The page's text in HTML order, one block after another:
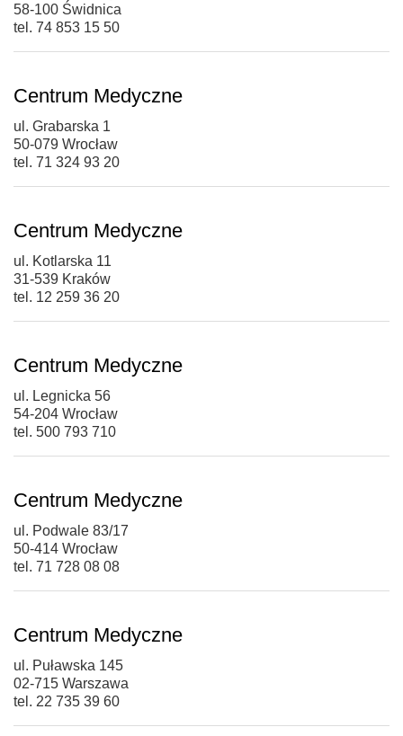
58-100 Świdnica
tel. 74 853 15 50
Centrum Medyczne
ul. Grabarska 1
50-079 Wrocław
tel. 71 324 93 20
Centrum Medyczne
ul. Kotlarska 11
31-539 Kraków
tel. 12 259 36 20
Centrum Medyczne
ul. Legnicka 56
54-204 Wrocław
tel. 500 793 710
Centrum Medyczne
ul. Podwale 83/17
50-414 Wrocław
tel. 71 728 08 08
Centrum Medyczne
ul. Puławska 145
02-715 Warszawa
tel. 22 735 39 60